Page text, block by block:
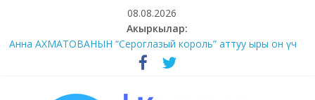
content
08.08.2026
Акыркылар:
Анна АХМАТОВАНЫН “Сероглазый король” аттуу ыры он үч